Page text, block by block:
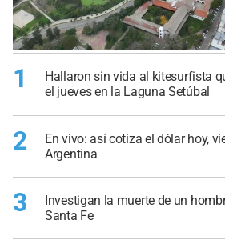
1
Hallaron sin vida al kitesurfista
el jueves en la Laguna Setúbal
2
En vivo: así cotiza el dólar hoy,
Argentina
3
Investigan la muerte de un
Santa Fe